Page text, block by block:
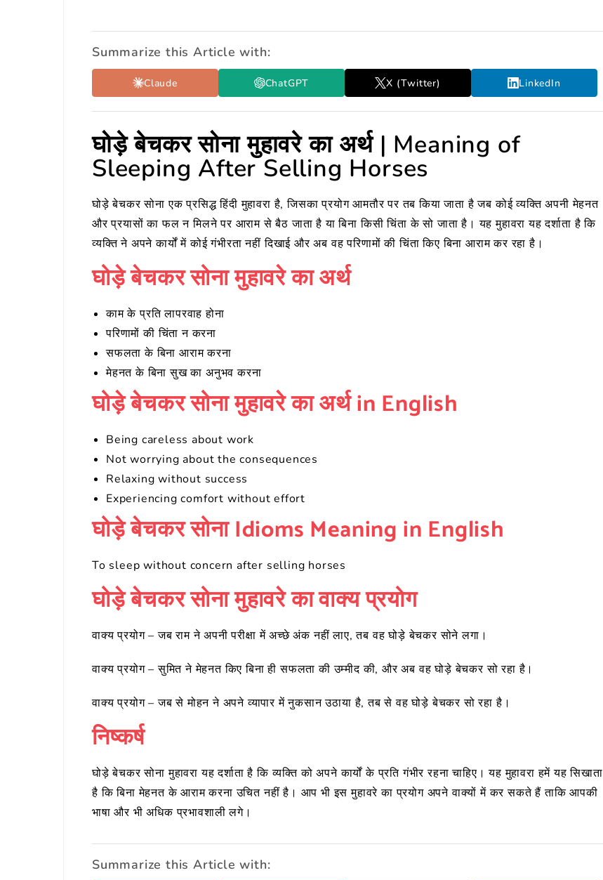
Summarize this Article with:
Claude ChatGPT X (Twitter) LinkedIn
घोड़े बेचकर सोना मुहावरे का अर्थ | Meaning of
Sleeping After Selling Horses
घोड़े बेचकर सोना एक प्रसिद्ध हिंदी मुहावरा है, जिसका प्रयोग आमतौर पर तब किया जाता है जब कोई व्यक्ति अपनी मेहनत
और प्रयासों का फल न मिलने पर आराम से बैठ जाता है या बिना किसी चिंता के सो जाता है। यह मुहावरा यह दर्शाता है कि
व्यक्ति ने अपने कार्यों में कोई गंभीरता नहीं दिखाई और अब वह परिणामों की चिंता किए बिना आराम कर रहा है।
घोड़े बेचकर सोना मुहावरे का अर्थ
काम के प्रति लापरवाह होना
परिणामों की चिंता न करना
सफलता के बिना आराम करना
मेहनत के बिना सुख का अनुभव करना
घोड़े बेचकर सोना मुहावरे का अर्थ in English
Being careless about work
Not worrying about the consequences
Relaxing without success
Experiencing comfort without effort
घोड़े बेचकर सोना Idioms Meaning in English
To sleep without concern after selling horses
घोड़े बेचकर सोना मुहावरे का वाक्य प्रयोग
वाक्य प्रयोग – जब राम ने अपनी परीक्षा में अच्छे अंक नहीं लाए, तब वह घोड़े बेचकर सोने लगा।
वाक्य प्रयोग – सुमित ने मेहनत किए बिना ही सफलता की उम्मीद की, और अब वह घोड़े बेचकर सो रहा है।
वाक्य प्रयोग – जब से मोहन ने अपने व्यापार में नुकसान उठाया है, तब से वह घोड़े बेचकर सो रहा है।
निष्कर्ष
घोड़े बेचकर सोना मुहावरा यह दर्शाता है कि व्यक्ति को अपने कार्यों के प्रति गंभीर रहना चाहिए। यह मुहावरा हमें यह सिखाता
है कि बिना मेहनत के आराम करना उचित नहीं है। आप भी इस मुहावरे का प्रयोग अपने वाक्यों में कर सकते हैं ताकि आपकी
भाषा और भी अधिक प्रभावशाली लगे।
Summarize this Article with: